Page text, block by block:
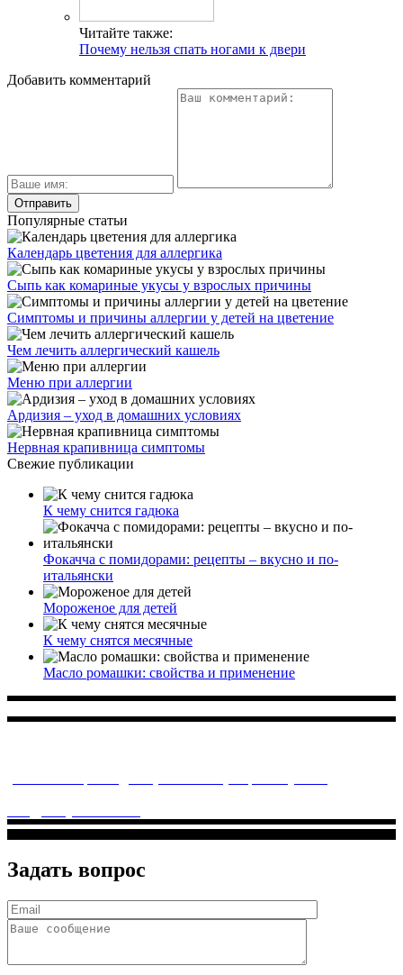
Читайте также:
Почему нельзя спать ногами к двери
Добавить комментарий
Популярные статьи
Календарь цветения для аллергика
Сыпь как комариные укусы у взрослых причины
Симптомы и причины аллергии у детей на цветение
Чем лечить аллергический кашель
Меню при аллергии
Ардизия – уход в домашних условиях
Нервная крапивница симптомы
Свежие публикации
К чему снится гадюка
Фокачча с помидорами: рецепты – вкусно и по-
итальянски
Мороженое для детей
К чему снятся месячные
Масло ромашки: свойства и применение
Задать вопрос